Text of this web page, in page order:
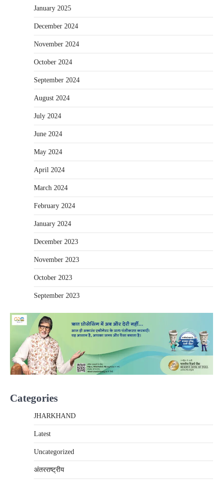
January 2025
December 2024
November 2024
October 2024
September 2024
August 2024
July 2024
June 2024
May 2024
April 2024
March 2024
February 2024
January 2024
December 2023
November 2023
October 2023
September 2023
Categories
JHARKHAND
Latest
Uncategorized
अंतरराष्‍ट्रीय